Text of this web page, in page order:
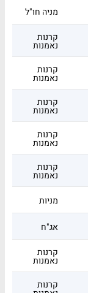
מניה חו"ל
קרנות
נאמנות
קרנות
נאמנות
קרנות
נאמנות
קרנות
נאמנות
קרנות
נאמנות
מניות
אג"ח
קרנות
נאמנות
קרנות